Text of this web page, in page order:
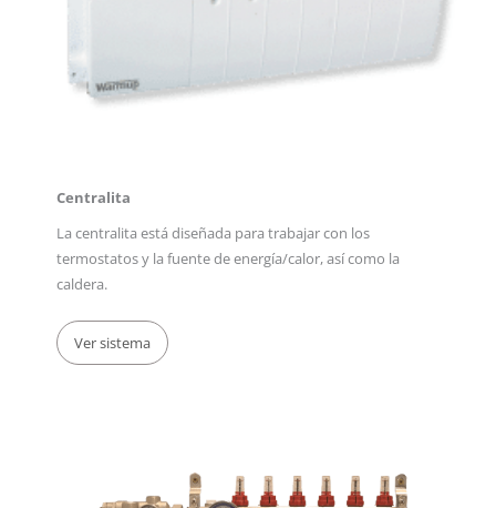
Centralita
La centralita está diseñada para trabajar con los
termostatos y la fuente de energía/calor, así como la
caldera.
Ver sistema